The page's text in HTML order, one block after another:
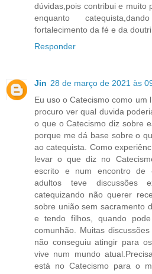
dúvidas,pois contribui e muito
enquanto
fortalecimento da fé e da
Responder
Jin 28 de março de 2021 às
Eu uso o Catecismo como um
procuro ver qual duvida
o que o Catecismo diz sobre
porque me dá base sobre o
ao catequista. Como
levar o que diz no
escrito e num encontro de
adultos teve discussões
catequizando não querer
sobre união sem sacramento
e tendo filhos, quando
comunhão. Muitas
não conseguiu atingir para
vive num mundo
está no Catecismo para o